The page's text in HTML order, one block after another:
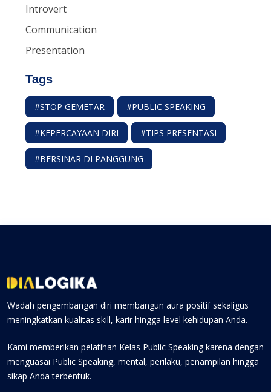
Introvert
Communication
Presentation
Tags
#STOP GEMETAR #PUBLIC SPEAKING
#KEPERCAYAAN DIRI #TIPS PRESENTASI
#BERSINAR DI PANGGUNG
Wadah pengembangan diri membangun aura positif sekaligus
meningkatkan kualitas skill, karir hingga level kehidupan Anda.
Kami memberikan pelatihan Kelas Public Speaking karena dengan
menguasai Public Speaking, mental, perilaku, penampilan hingga
sikap Anda terbentuk.